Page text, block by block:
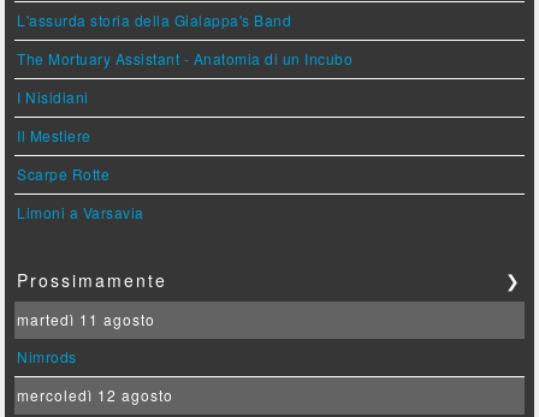
L'assurda storia della Gialappa's Band
The Mortuary Assistant - Anatomia di un Incubo
I Nisidiani
Il Mestiere
Scarpe Rotte
Limoni a Varsavia
Prossimamente ❯
martedì 11 agosto
Nimrods
mercoledì 12 agosto